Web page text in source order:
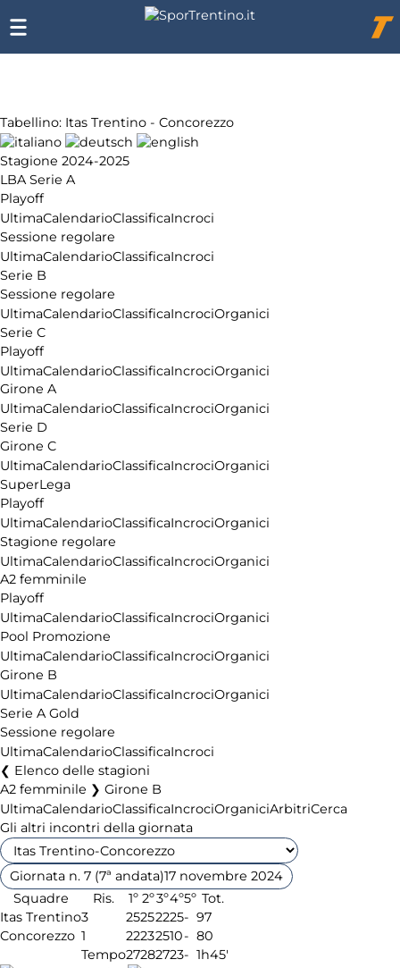
Tabellino: Itas Trentino - Concorezzo
Stagione 2024-2025
LBA Serie A
Playoff
UltimaCalendarioClassificaIncroci
Sessione regolare
UltimaCalendarioClassificaIncroci
Serie B
Sessione regolare
UltimaCalendarioClassificaIncrociOrganici
Serie C
Playoff
UltimaCalendarioClassificaIncrociOrganici
Girone A
UltimaCalendarioClassificaIncrociOrganici
Serie D
Girone C
UltimaCalendarioClassificaIncrociOrganici
SuperLega
Playoff
UltimaCalendarioClassificaIncrociOrganici
Stagione regolare
UltimaCalendarioClassificaIncrociOrganici
A2 femminile
Playoff
UltimaCalendarioClassificaIncrociOrganici
Pool Promozione
UltimaCalendarioClassificaIncrociOrganici
Girone B
UltimaCalendarioClassificaIncrociOrganici
Serie A Gold
Sessione regolare
UltimaCalendarioClassificaIncroci
Elenco delle stagioni
A2 femminile ❯ Girone B
UltimaCalendarioClassificaIncrociOrganiciArbitriCerca
Gli altri incontri della giornata
Giornata n. 7 (7ª andata)17 novembre 2024
Squadre
Ris. 1º 2º3º4º5º Tot.
Itas Trentino3 25252225- 97
Concorezzo 1 22232510- 80
Tempo27282723- 1h45'
Chi
siamo
Affiliazione